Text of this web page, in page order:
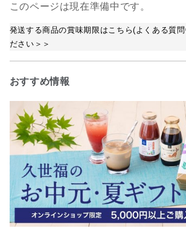
このページは現在準備中です。
発送する商品の賞味期限はこちら(よくある質
ださい＞＞
おすすめ情報